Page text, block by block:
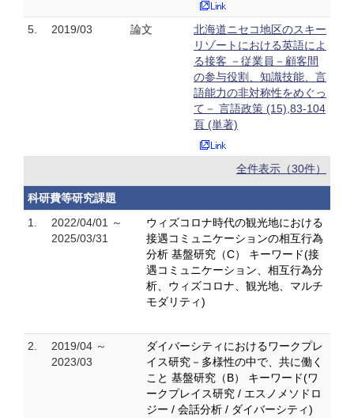
5. 2019/03 論文
北海道ニセコ地区のスキー
リゾートにおける英語によ
る接客 －従業員－顧客間
の参与役割、知識技能、言
語能力の非対称性をめぐっ
て－ 言語政策 (15),83-104
頁 (単著)
全件表示（30件）
科研費等研究課題
1.
2022/04/01 ～
2025/03/31
ウィズコロナ時代の観光地における
接遇コミュニケーションの相互行為
分析 基盤研究（C） キーワード(接
遇コミュニケーション、相互行為分
析、ウィズコロナ、観光地、マルチ
モダリティ)
2.
2019/04 ～
2023/03
ダイバーシティにおけるワークプレ
イス研究－多様性の中で、共に働く
こと 基盤研究（B） キーワード(ワ
ークプレイス研究 / エスノメソドロ
ジー / 会話分析 / ダイバーシティ)